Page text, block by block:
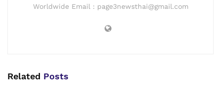
Worldwide Email : page3newsthai@gmail.com
Related Posts